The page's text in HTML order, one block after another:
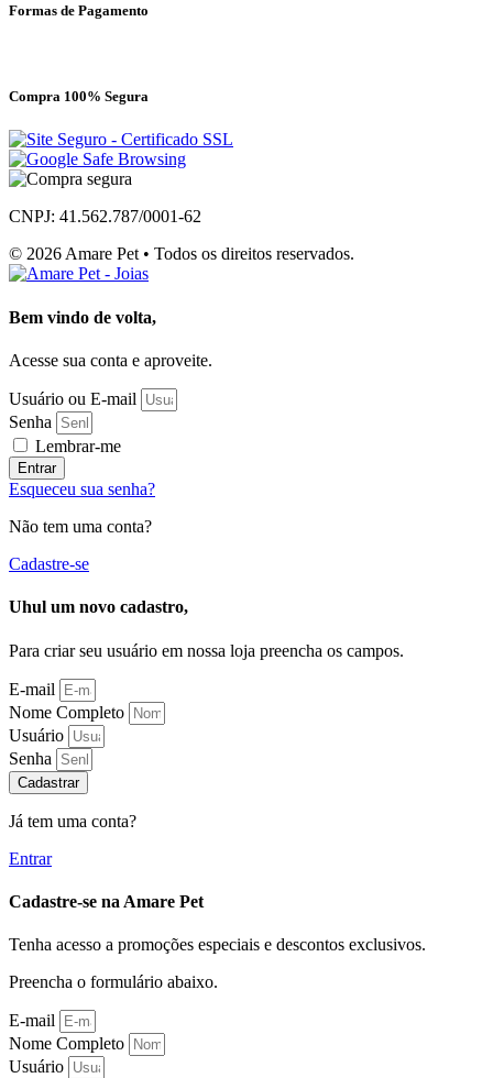
Formas de Pagamento
Compra 100% Segura
CNPJ: 41.562.787/0001-62
© 2026 Amare Pet • Todos os direitos reservados.
Bem vindo de volta,
Acesse sua conta e aproveite.
Usuário ou E-mail
Senha
Lembrar-me
Entrar
Esqueceu sua senha?
Não tem uma conta?
Cadastre-se
Uhul um novo cadastro,
Para criar seu usuário em nossa loja preencha os campos.
E-mail
Nome Completo
Usuário
Senha
Cadastrar
Já tem uma conta?
Entrar
Cadastre-se na Amare Pet
Tenha acesso a promoções especiais e descontos exclusivos.
Preencha o formulário abaixo.
E-mail
Nome Completo
Usuário